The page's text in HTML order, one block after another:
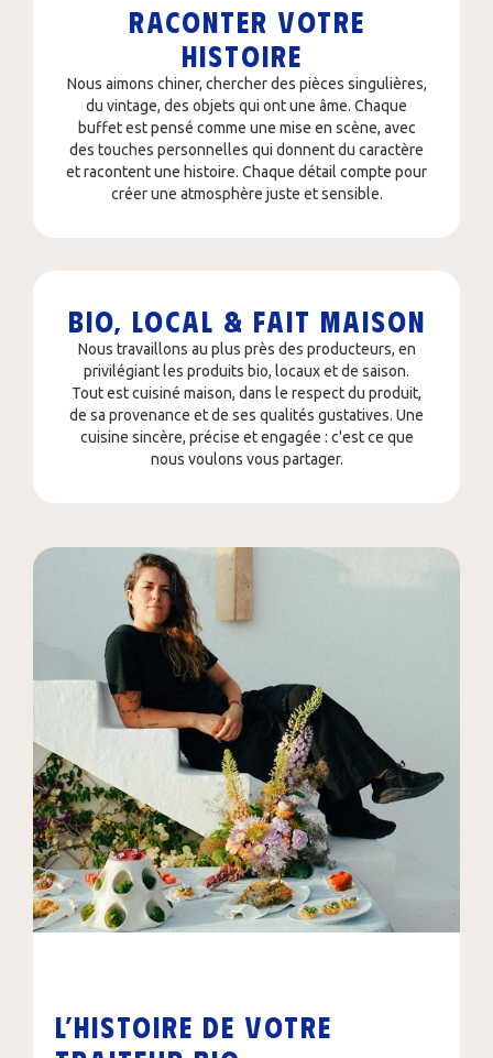
RACONTER VOTRE
HISTOIRE
Nous aimons chiner, chercher des pièces singulières,
du vintage, des objets qui ont une âme. Chaque
buffet est pensé comme une mise en scène, avec
des touches personnelles qui donnent du caractère
et racontent une histoire. Chaque détail compte pour
créer une atmosphère juste et sensible.
BIO, LOCAL & FAIT MAISON
Nous travaillons au plus près des producteurs, en
privilégiant les produits bio, locaux et de saison.
Tout est cuisiné maison, dans le respect du produit,
de sa provenance et de ses qualités gustatives. Une
cuisine sincère, précise et engagée : c'est ce que
nous voulons vous partager.
L’histoire de votre